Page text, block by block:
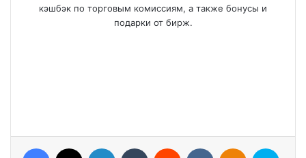
кэшбэк по торговым комиссиям, а также бонусы и
подарки от бирж.